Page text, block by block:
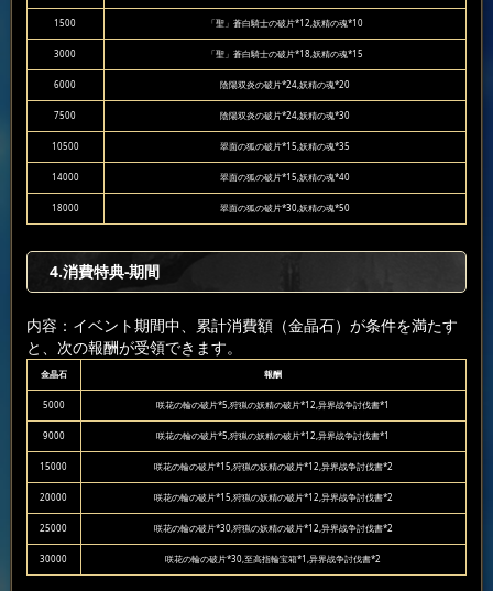
1500 「聖」蒼白騎士の破片*12,妖精の魂*10
3000 「聖」蒼白騎士の破片*18,妖精の魂*15
6000 陰陽双炎の破片*24,妖精の魂*20
7500 陰陽双炎の破片*24,妖精の魂*30
10500 翠面の狐の破片*15,妖精の魂*35
14000 翠面の狐の破片*15,妖精の魂*40
18000 翠面の狐の破片*30,妖精の魂*50
4.消費特典-期間
内容：イベント期間中、累計消費額（金晶石）が条件を満たす
と、次の報酬が受領できます。
金晶石 報酬
5000 咲花の輪の破片*5,狩猟の妖精の破片*12,异界战争討伐書*1
9000 咲花の輪の破片*5,狩猟の妖精の破片*12,异界战争討伐書*1
15000 咲花の輪の破片*15,狩猟の妖精の破片*12,异界战争討伐書*2
20000 咲花の輪の破片*15,狩猟の妖精の破片*12,异界战争討伐書*2
25000 咲花の輪の破片*30,狩猟の妖精の破片*12,异界战争討伐書*2
30000 咲花の輪の破片*30,至高指輪宝箱*1,异界战争討伐書*2